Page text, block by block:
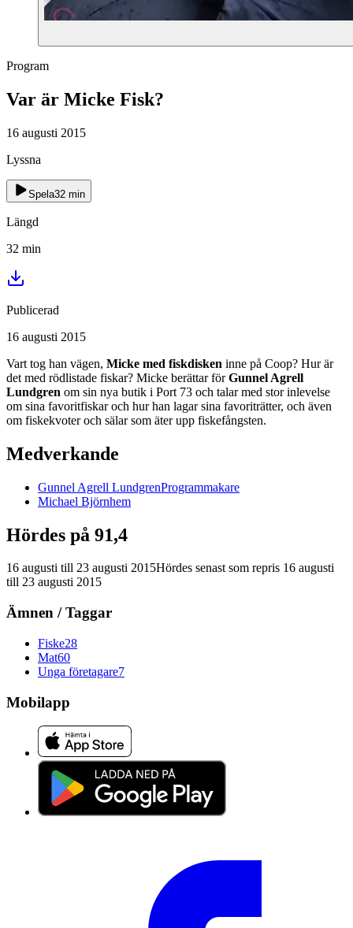
Program
Var är Micke Fisk?
16 augusti 2015
Lyssna
Spela32 min
Längd
32 min
Publicerad
16 augusti 2015
Vart tog han vägen, Micke med fiskdisken inne på Coop? Hur är
det med rödlistade fiskar? Micke berättar förGunnel Agrell
Lundgren om sin nya butik i Port 73 och talar med stor inlevelse
om sina favoritfiskar och hur han lagar sina favoriträtter, och även
om fiskekvoter och sälar som äter upp fiskefångsten.
Medverkande
Gunnel Agrell LundgrenProgrammakare
Michael Björnhem
Hördes på 91,4
16 augusti till 23 augusti 2015Hördes senast som repris 16 augusti
till 23 augusti 2015
Ämnen / Taggar
Fiske28
Mat60
Unga företagare7
Mobilapp